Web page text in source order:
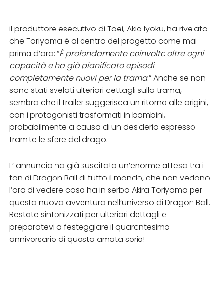
il produttore esecutivo di Toei, Akio Iyoku, ha rivelato
che Toriyama è al centro del progetto come mai
prima d’ora: “È profondamente coinvolto oltre ogni
capacità e ha già pianificato episodi
completamente nuovi per la trama.” Anche se non
sono stati svelati ulteriori dettagli sulla trama,
sembra che il trailer suggerisca un ritorno alle origini,
con i protagonisti trasformati in bambini,
probabilmente a causa di un desiderio espresso
tramite le sfere del drago.
L’ annuncio ha già suscitato un’enorme attesa tra i
fan di Dragon Ball di tutto il mondo, che non vedono
l’ora di vedere cosa ha in serbo Akira Toriyama per
questa nuova avventura nell’universo di Dragon Ball.
Restate sintonizzati per ulteriori dettagli e
preparatevi a festeggiare il quarantesimo
anniversario di questa amata serie!